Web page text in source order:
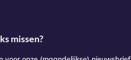
missen?